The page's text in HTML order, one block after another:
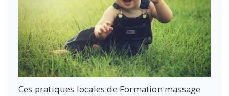
Ces pratiques locales de Formation massage